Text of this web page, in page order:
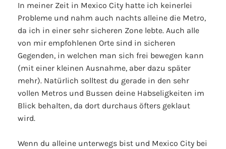
In meiner Zeit in Mexico City hatte ich keinerlei
Probleme und nahm auch nachts alleine die Metro,
da ich in einer sehr sicheren Zone lebte. Auch alle
von mir empfohlenen Orte sind in sicheren
Gegenden, in welchen man sich frei bewegen kann
(mit einer kleinen Ausnahme, aber dazu später
mehr). Natürlich solltest du gerade in den sehr
vollen Metros und Bussen deine Habseligkeiten im
Blick behalten, da dort durchaus öfters geklaut
wird.
Wenn du alleine unterwegs bist und Mexico City bei